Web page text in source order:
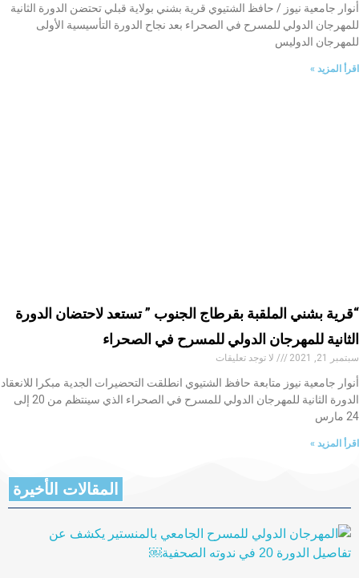
أنوار جامعية نيوز / حافظ الشتيوي قرية بشني بولاية قبلي تحتضن الدورة الثانية
للمهرجان الدولي للمسرح في الصحراء بعد نجاح الدورة التأسيسية الأولى
للمهرجان الدوليس
اقرأ المزيد »
“قرية بشني الملقبة بقرطاج الجنوب ” تستعد لاحتضان الدورة
الثانية للمهرجان الدولي للمسرح في الصحراء
سبتمبر 21, 2021 لا توجد تعليقات
أنوار جامعية نيوز متابعة حافظ الشتيوي انطلقت التحضيرات الجدية مبكرا للانعقاد
الدورة الثانية للمهرجان الدولي للمسرح في الصحراء الذي سينتظم من 20 إلى
24 مارس
اقرأ المزيد »
المقالات الأخيرة